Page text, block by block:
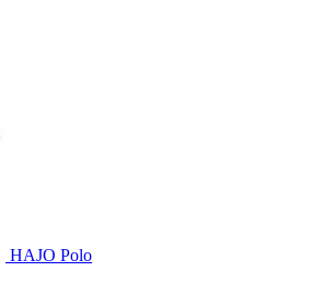
HAJO Polo